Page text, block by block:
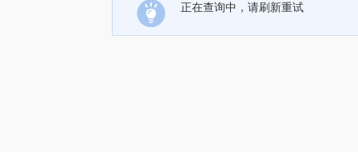
正在查询中，请刷新重试